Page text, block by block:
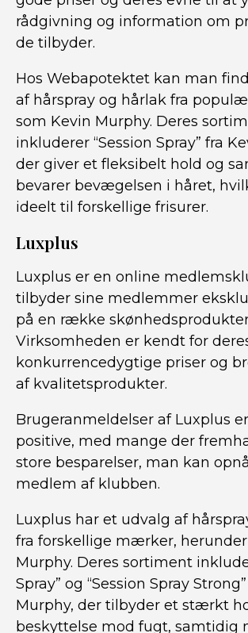
rådgivning og information om
de tilbyder.
Hos Webapotektet kan man
af hårspray og hårlak fra
som Kevin Murphy. Deres
inkluderer “Session Spray” fra
der giver et fleksibelt hold og
bevarer bevægelsen i håret,
ideelt til forskellige frisurer.
Luxplus
Luxplus er en online
tilbyder sine medlemmer
på en række
Virksomheden er kendt for
konkurrencedygtige priser og
af kvalitetsprodukter.
Brugeranmeldelser af Luxplus
positive, med mange der
store besparelser, man kan
medlem af klubben.
Luxplus har et udvalg af
fra forskellige mærker,
Murphy. Deres sortiment
Spray” og “Session Spray
Murphy, der tilbyder et stærkt
beskyttelse mod fugt, samtidig